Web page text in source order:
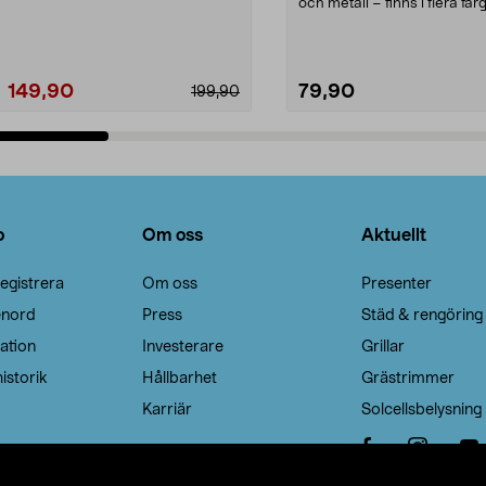
199,90
149,90
och metall – finns i flera
79,90
Om oss
Om oss
Press
Investerare
Hållbarhet
Karriär
Aktuellt
Presenter
Städ & rengöring
Grillar
Grästrimmer
Solcellsbelysning